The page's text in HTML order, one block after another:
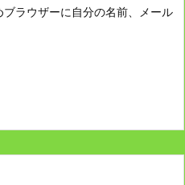
ラウザーに自分の名前、メール